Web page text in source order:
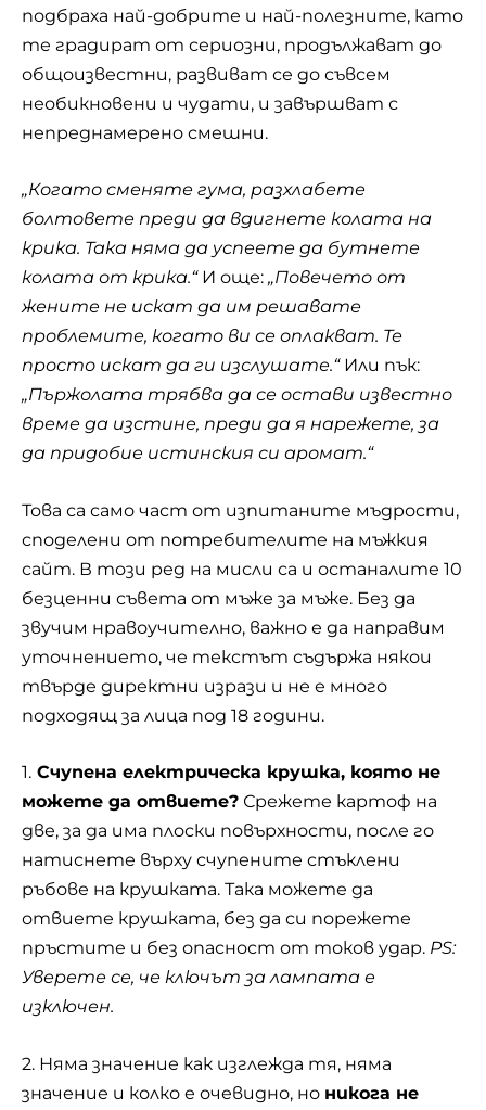
подбраха най-добрите и най-полезните, като
те градират от сериозни, продължават до
общоизвестни, развиват се до съвсем
необикновени и чудати, и завършват с
непреднамерено смешни.
„Когато сменяте гума, разхлабете
болтовете преди да вдигнете колата на
крика. Така няма да успеете да бутнете
колата от крика.“И още: „Повечето от
жените не искат да им решавате
проблемите, когато ви се оплакват. Те
просто искат да ги изслушате.“Или пък:
„Пържолата трябва да се остави известно
време да изстине, преди да я нарежете, за
да придобие истинския си аромат.“
Това са само част от изпитаните мъдрости,
споделени от потребителите на мъжкия
сайт. В този ред на мисли са и останалите 10
безценни съвета от мъже за мъже. Без да
звучим нравоучително, важно е да направим
уточнението, че текстът съдържа някои
твърде директни изрази и не е много
подходящ за лица под 18 години.
1. Счупена електрическа крушка, която не
можете да отвиете? Срежете картоф на
две, за да има плоски повърхности, после го
натиснете върху счупените стъклени
ръбове на крушката. Така можете да
отвиете крушката, без да си порежете
пръстите и без опасност от токов удар. PS:
Уверете се, че ключът за лампата е
изключен.
2. Няма значение как изглежда тя, няма
значение и колко е очевидно, но никога не